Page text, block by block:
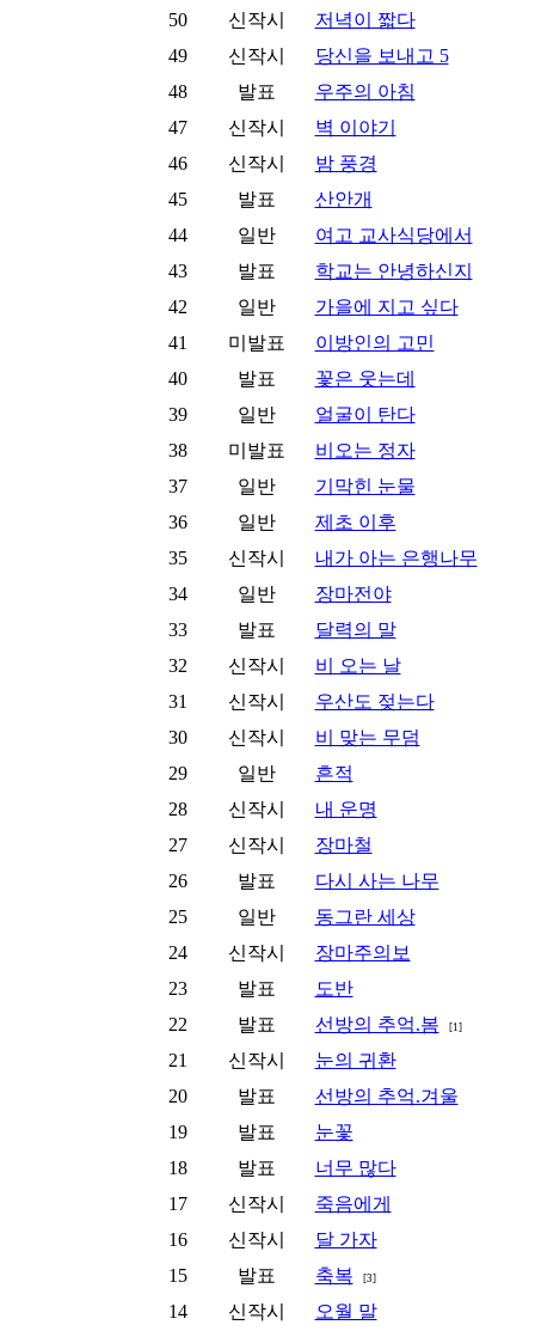
50
신작시
저녁이 짧다
49
신작시
당신을 보내고 5
48
발표
우주의 아침
47
신작시
벽 이야기
46
신작시
밤 풍경
45
발표
산안개
44
일반
여고 교사식당에서
43
발표
학교는 안녕하신지
42
일반
가을에 지고 싶다
41
미발표
이방인의 고민
40
발표
꽃은 웃는데
39
일반
얼굴이 탄다
38
미발표
비오는 정자
37
일반
기막힌 눈물
36
일반
제초 이후
35
신작시
내가 아는 은행나무
34
일반
장마전야
33
발표
달력의 말
32
신작시
비 오는 날
31
신작시
우산도 젖는다
30
신작시
비 맞는 무덤
29
일반
흔적
28
신작시
내 운명
27
신작시
장마철
26
발표
다시 사는 나무
25
일반
동그란 세상
24
신작시
장마주의보
23
발표
도반
22
발표 선방의 추억.봄 [1]
21 신작시
눈의 귀환
20
발표
선방의 추억.겨울
19
발표
눈꽃
18
발표
너무 많다
17
신작시
죽음에게
16
신작시
달 가자
15
발표 축복 [3]
14 신작시 오월 말